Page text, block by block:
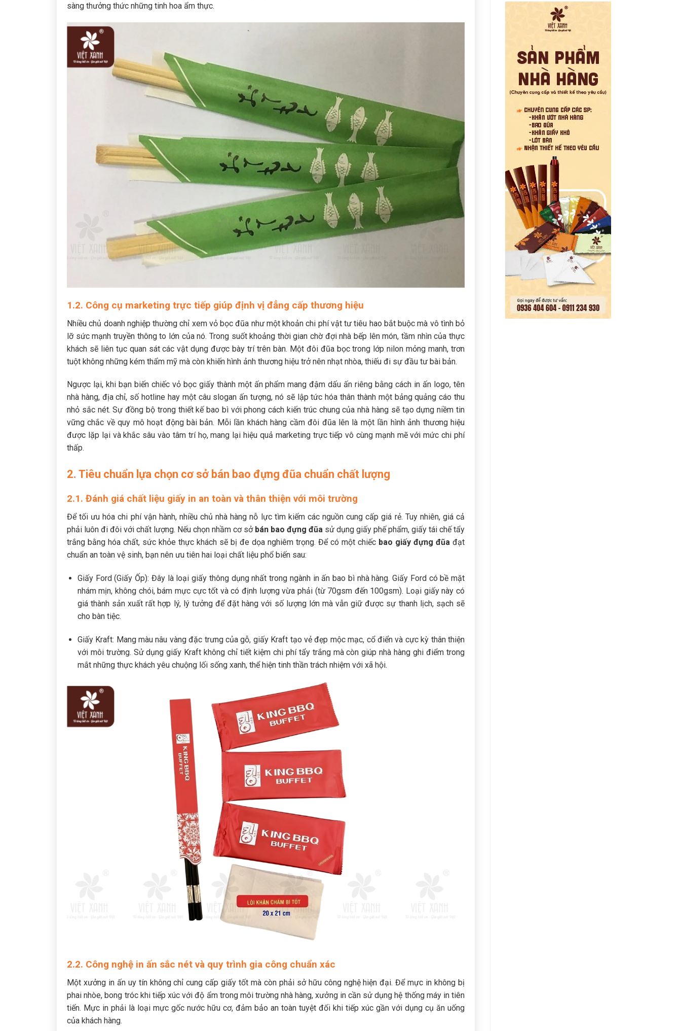
sàng thưởng thức những tinh hoa ẩm thực.
1.2. Công cụ marketing trực tiếp giúp định vị đẳng cấp thương hiệu
Nhiều chủ doanh nghiệp thường chỉ xem vỏ bọc đũa như một khoản chi phí vật tư tiêu hao bắt buộc mà vô tình bỏ
lỡ sức mạnh truyền thông to lớn của nó. Trong suốt khoảng thời gian chờ đợi nhà bếp lên món, tầm nhìn của thực
khách sẽ liên tục quan sát các vật dụng được bày trí trên bàn. Một đôi đũa bọc trong lớp nilon mỏng manh, trơn
tuột không những kém thẩm mỹ mà còn khiến hình ảnh thương hiệu trở nên nhạt nhòa, thiếu đi sự đầu tư bài bản.
Ngược lại, khi bạn biến chiếc vỏ bọc giấy thành một ấn phẩm mang đậm dấu ấn riêng bằng cách in ấn logo, tên
nhà hàng, địa chỉ, số hotline hay một câu slogan ấn tượng, nó sẽ lập tức hóa thân thành một bảng quảng cáo thu
nhỏ sắc nét. Sự đồng bộ trong thiết kế bao bì với phong cách kiến trúc chung của nhà hàng sẽ tạo dựng niềm tin
vững chắc về quy mô hoạt động bài bản. Mỗi lần khách hàng cầm đôi đũa lên là một lần hình ảnh thương hiệu
được lặp lại và khắc sâu vào tâm trí họ, mang lại hiệu quả marketing trực tiếp vô cùng mạnh mẽ với mức chi phí
thấp.
2. Tiêu chuẩn lựa chọn cơ sở bán bao đựng đũa chuẩn chất lượng
2.1. Đánh giá chất liệu giấy in an toàn và thân thiện với môi trường
Để tối ưu hóa chi phí vận hành, nhiều chủ nhà hàng nỗ lực tìm kiếm các nguồn cung cấp giá rẻ. Tuy nhiên, giá cả
phải luôn đi đôi với chất lượng. Nếu chọn nhầm cơ sở bán bao đựng đũa sử dụng giấy phế phẩm, giấy tái chế tẩy
trắng bằng hóa chất, sức khỏe thực khách sẽ bị đe dọa nghiêm trọng. Để có một chiếc bao giấy đựng đũa đạt
chuẩn an toàn vệ sinh, bạn nên ưu tiên hai loại chất liệu phổ biến sau:
Giấy Ford (Giấy Ốp): Đây là loại giấy thông dụng nhất trong ngành in ấn bao bì nhà hàng. Giấy Ford có bề mặt
nhám mịn, không chói, bám mực cực tốt và có định lượng vừa phải (từ 70gsm đến 100gsm). Loại giấy này có
giá thành sản xuất rất hợp lý, lý tưởng để đặt hàng với số lượng lớn mà vẫn giữ được sự thanh lịch, sạch sẽ
cho bàn tiệc.
Giấy Kraft: Mang màu nâu vàng đặc trưng của gỗ, giấy Kraft tạo vẻ đẹp mộc mạc, cổ điển và cực kỳ thân thiện
với môi trường. Sử dụng giấy Kraft không chỉ tiết kiệm chi phí tẩy trắng mà còn giúp nhà hàng ghi điểm trong
mắt những thực khách yêu chuộng lối sống xanh, thể hiện tinh thần trách nhiệm với xã hội.
2.2. Công nghệ in ấn sắc nét và quy trình gia công chuẩn xác
Một xưởng in ấn uy tín không chỉ cung cấp giấy tốt mà còn phải sở hữu công nghệ hiện đại. Để mực in không bị
phai nhòe, bong tróc khi tiếp xúc với độ ẩm trong môi trường nhà hàng, xưởng in cần sử dụng hệ thống máy in tiên
tiến. Mực in phải là loại mực gốc nước hữu cơ, đảm bảo an toàn tuyệt đối khi tiếp xúc gần với dụng cụ ăn uống
của khách hàng.